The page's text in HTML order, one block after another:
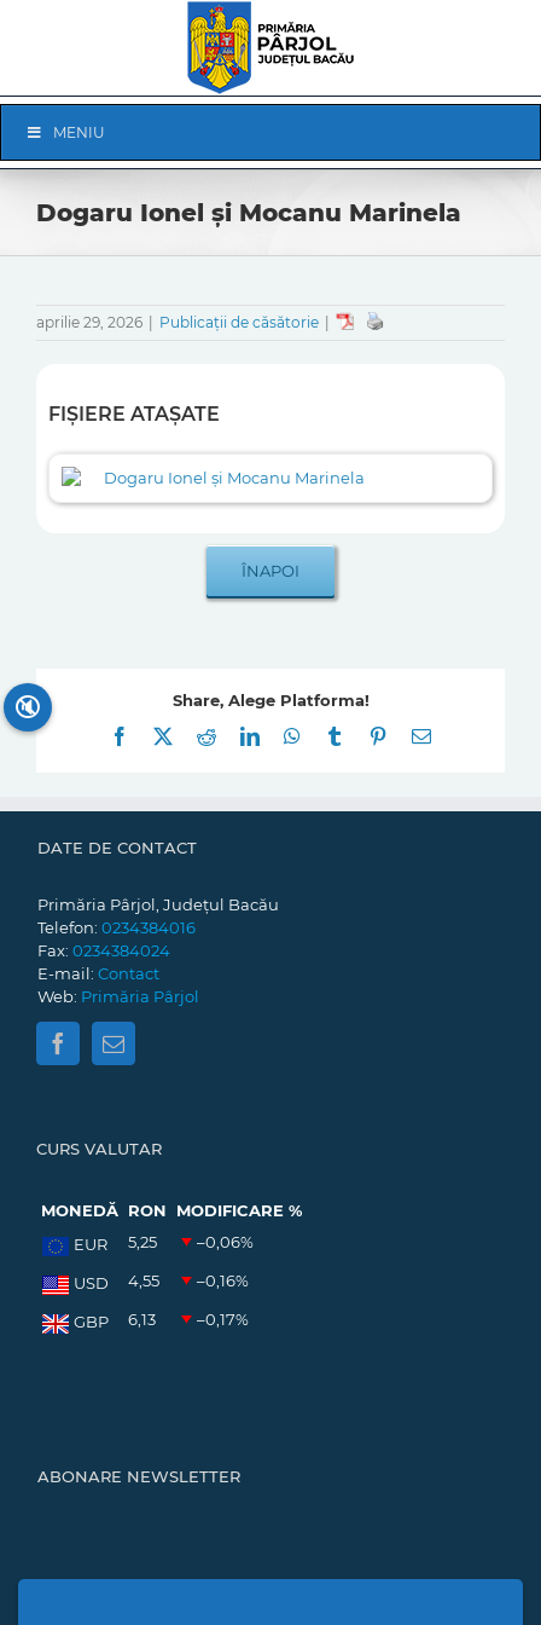
Navigation
MENIU
Dogaru Ionel și Mocanu Marinela
aprilie 29, 2026 Publicații de căsătorie
FIȘIERE ATAȘATE
Dogaru Ionel și Mocanu Marinela
Share, Alege Platforma!
Facebook
RedditLinkedInWhatsApp
Tumblr Pinterest
E-
DATE DE CONTACT
Primăria Pârjol, Județul Bacău
Telefon: 0234384016
Fax: 0234384024
E-mail: Contact
Web: Primăria Pârjol
CURS VALUTAR
MONEDĂ RON
MODIFICARE %
EUR
5,25 –0,06%
USD 4,55 –0,16%
GBP 6,13 –0,17%
ABONARE NEWSLETTER
🔇